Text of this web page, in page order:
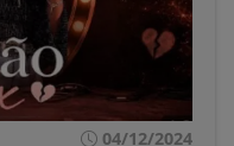
04/12/2024